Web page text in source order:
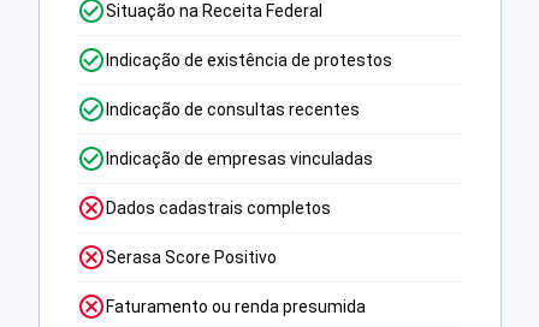
Situação na Receita Federal
Indicação de existência de protestos
Indicação de consultas recentes
Indicação de empresas vinculadas
Dados cadastrais completos
Serasa Score Positivo
Faturamento ou renda presumida